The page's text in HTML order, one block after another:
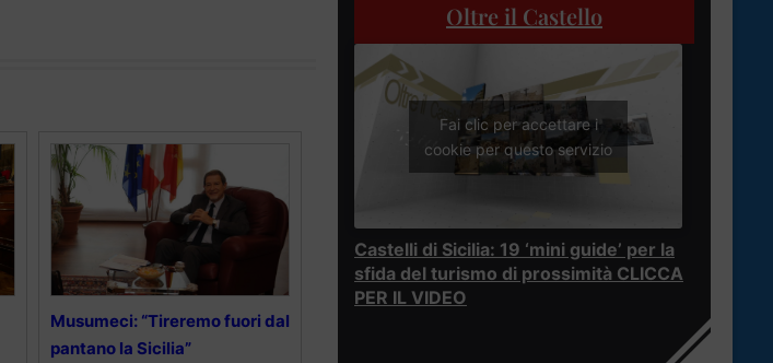
Musumeci: “Tireremo fuori dal
pantano la Sicilia”
Oltre il Castello
Fai clic per accettare i
cookie per questo servizio
Castelli di Sicilia: 19 ‘mini guide’ per la
sfida del turismo di prossimità CLICCA
PER IL VIDEO